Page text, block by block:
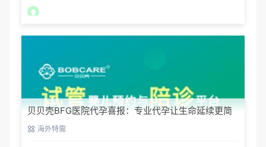
贝贝壳BFG医院代孕喜报：专业代孕让生命延续更简
单 海外特需